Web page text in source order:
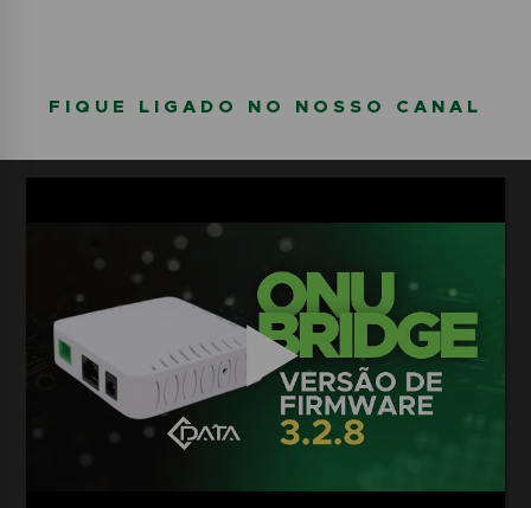
FIQUE LIGADO NO NOSSO CANAL